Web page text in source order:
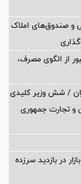
و صندوق‌های املاک
از الگوی مصرف،
/ شش وزیر کلیدی
و تجارت جمهوری
در بازدید سرزده